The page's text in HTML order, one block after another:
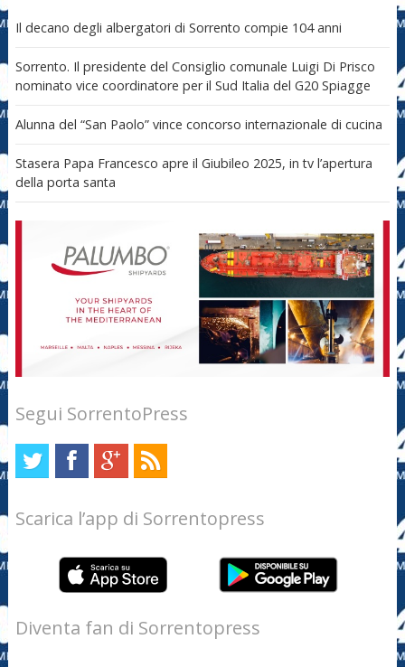
Il decano degli albergatori di Sorrento compie 104 anni
Sorrento. Il presidente del Consiglio comunale Luigi Di Prisco
nominato vice coordinatore per il Sud Italia del G20 Spiagge
Alunna del “San Paolo” vince concorso internazionale di cucina
Stasera Papa Francesco apre il Giubileo 2025, in tv l’apertura
della porta santa
Segui SorrentoPress
Scarica l’app di Sorrentopress
Diventa fan di Sorrentopress